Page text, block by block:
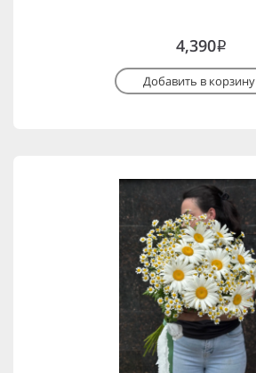
4,390i
Добавить в корзину